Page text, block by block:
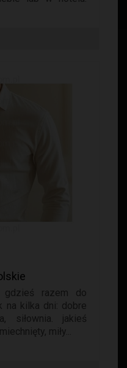
gdzieś razem do
na kilka dni: dobre
siłownia. jakieś
miły...